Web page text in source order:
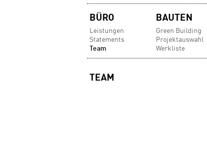
Navigation
überspringen
BÜRO
Leistungen
Statements
Team
BAUTEN
Green Building
Projektauswahl
Werkliste
TEAM